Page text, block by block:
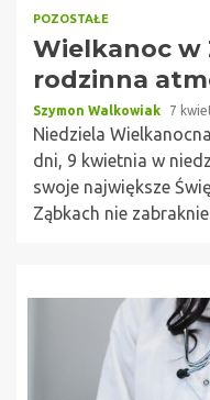
POZOSTAŁE
Wielkanoc w
rodzinna
Szymon Walkowiak 7
Niedziela
dni, 9 kwietnia w
swoje największe
Ząbkach nie